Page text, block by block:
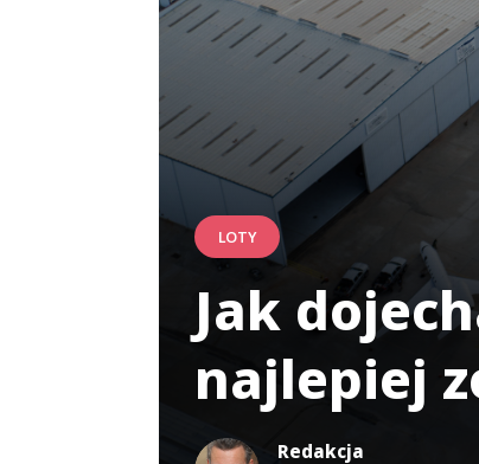
LOTY
Jak
najlepiej
Redakcja